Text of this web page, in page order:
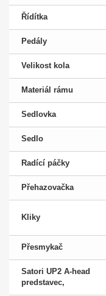
Řídítka
Pedály
Velikost kola
Materiál rámu
Sedlovka
Sedlo
Radící páčky
Přehazovačka
Kliky
Přesmykač
Satori UP2 A-head
predstavec,